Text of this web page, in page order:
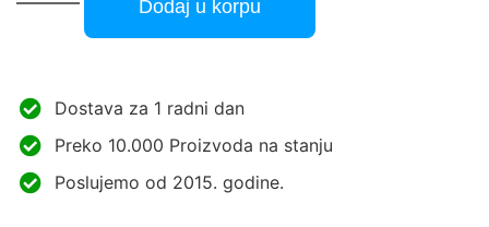
Dodaj u korpu
Dostava za 1 radni dan
Preko 10.000 Proizvoda na stanju
Poslujemo od 2015. godine.